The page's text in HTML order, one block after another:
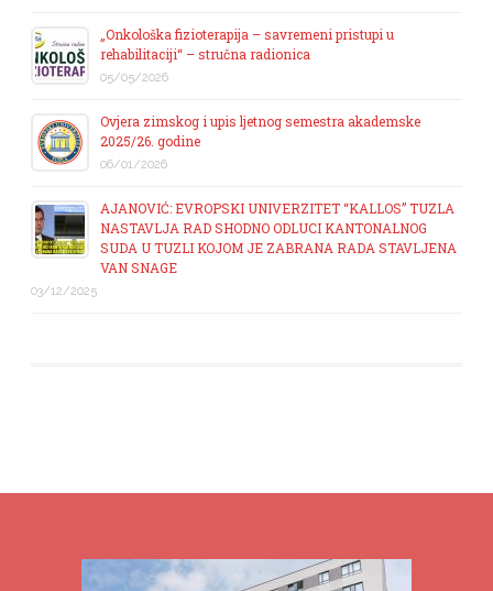
„Onkološka fizioterapija – savremeni pristupi u
rehabilitaciji“ – stručna radionica
05/05/2026
Ovjera zimskog i upis ljetnog semestra akademske
2025/26. godine
06/01/2026
AJANOVIĆ: EVROPSKI UNIVERZITET “KALLOS” TUZLA
NASTAVLJA RAD SHODNO ODLUCI KANTONALNOG
SUDA U TUZLI KOJOM JE ZABRANA RADA STAVLJENA
VAN SNAGE
03/12/2025